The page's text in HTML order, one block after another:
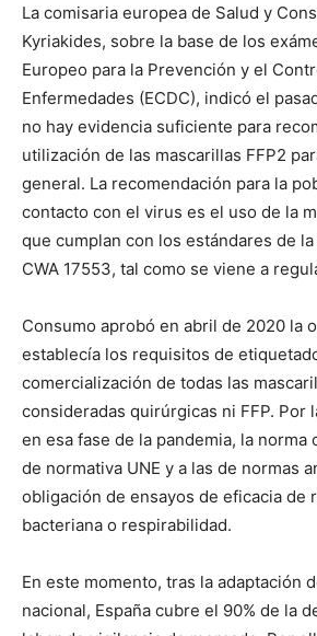
La comisaria europea de Salud y
Kyriakides, sobre la base de los
Europeo para la Prevención y el
Enfermedades (ECDC), indicó el
no hay evidencia suficiente para
utilización de las mascarillas FFP2
general. La recomendación para la
contacto con el virus es el uso de la
que cumplan con los estándares de
CWA 17553, tal como se viene a
Consumo aprobó en abril de 2020 la
establecía los requisitos de
comercialización de todas las
consideradas quirúrgicas ni FFP. Por
en esa fase de la pandemia, la norma
de normativa UNE y a las de normas
obligación de ensayos de eficacia de
bacteriana o respirabilidad.
En este momento, tras la adaptación
nacional, España cubre el 90% de la